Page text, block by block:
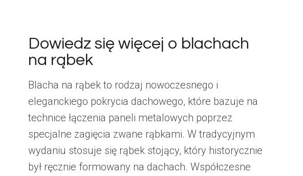
Dowiedz się więcej o blachach
na rąbek
Blacha na rąbek to rodzaj nowoczesnego i
eleganckiego pokrycia dachowego, które bazuje na
technice łączenia paneli metalowych poprzez
specjalne zagięcia zwane rąbkami. W tradycyjnym
wydaniu stosuje się rąbek stojący, który historycznie
był ręcznie formowany na dachach. Współczesne